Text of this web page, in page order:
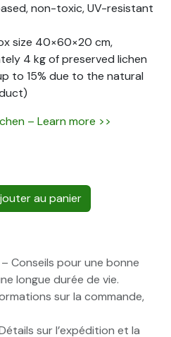
non-toxic, UV-resistant
size 40×60×20 cm,
4 kg of preserved lichen
to 15% due to the natural
– Learn more >>
au panier
– Conseils pour une bonne
longue durée de vie.
sur la commande,
sur l’expédition et la